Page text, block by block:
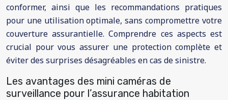
conformer, ainsi que les recommandations pratiques
pour une utilisation optimale, sans compromettre votre
couverture assurantielle. Comprendre ces aspects est
crucial pour vous assurer une protection complète et
éviter des surprises désagréables en cas de sinistre.
Les avantages des mini caméras de
surveillance pour l’assurance habitation